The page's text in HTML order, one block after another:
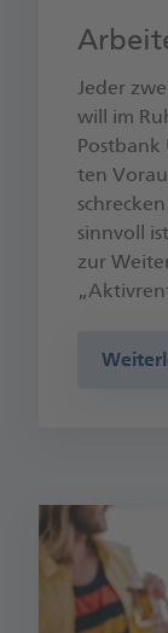
Jeder
will im
ten
sinnvoll
zur